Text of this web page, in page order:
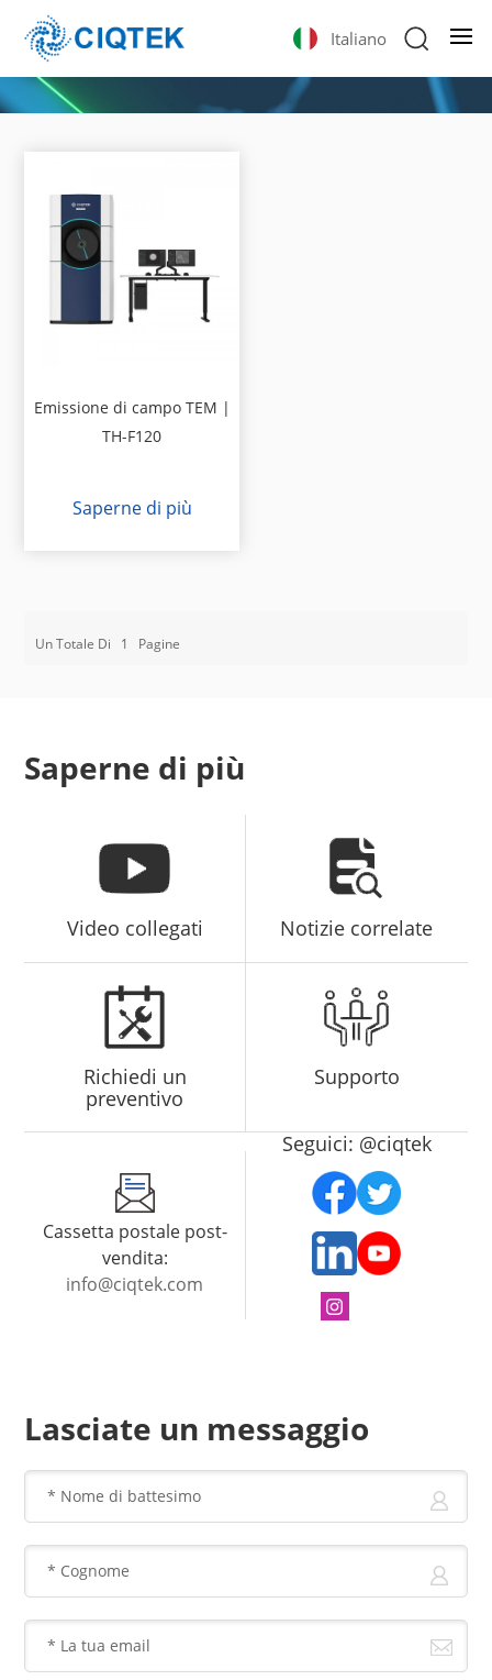
Italiano
Emissione di campo TEM |
TH-F120
Saperne di più
Un Totale Di 1 Pagine
Saperne di più
Video collegati Notizie correlate
Richiedi un
preventivo
Supporto
Cassetta postale post-
vendita:
info@ciqtek.com
Seguici: @ciqtek
Lasciate un messaggio